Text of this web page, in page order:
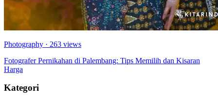
Photography · 263 views
Fotografer Pernikahan di Palembang: Tips Memilih dan Kisaran
Harga
Kategori